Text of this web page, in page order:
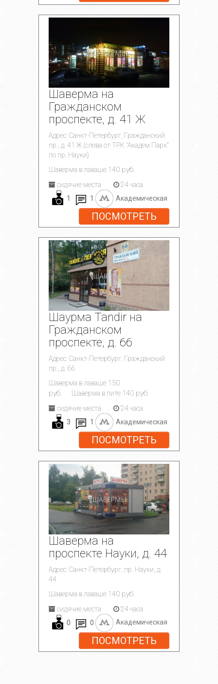
Шаверма на
Гражданском
проспекте, д. 41 Ж
Адрес: Санкт-Петербург, Гражданский
пр., д. 41 Ж (слева от ТРК "Академ Парк"
по пр. Науки)
Шаверма в лаваше 140 руб.
сидячие места
24 часа
1
1 Академическая
ПОСМОТРЕТЬ
Шаурма Tandir на
Гражданском
проспекте, д. 66
Адрес: Санкт-Петербург, Гражданский
пр., д. 66
Шаверма в лаваше 150
руб.
Шаверма в пите 140 руб.
сидячие места
24 часа
3
1 Академическая
ПОСМОТРЕТЬ
Шаверма на
проспекте Науки, д. 44
Адрес: Санкт-Петербург, пр. Науки, д.
44
Шаверма в лаваше 140 руб.
сидячие места
24 часа
0
0 Академическая
ПОСМОТРЕТЬ